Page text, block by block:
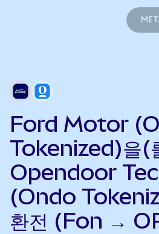
Ford Motor
Tokenized)을(
Opendoor
(Ondo
환전 (Fon →